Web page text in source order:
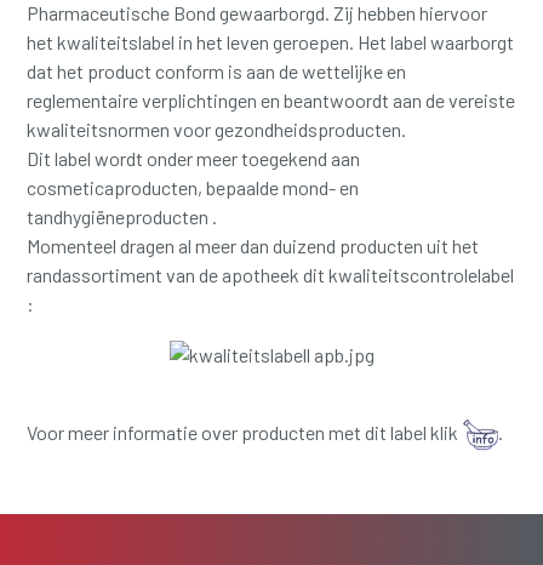
Pharmaceutische Bond gewaarborgd. Zij hebben hiervoor
het kwaliteitslabel in het leven geroepen. Het label waarborgt
dat het product conform is aan de wettelijke en
reglementaire verplichtingen en beantwoordt aan de vereiste
kwaliteitsnormen voor gezondheidsproducten.
Dit label wordt onder meer toegekend aan
cosmeticaproducten, bepaalde mond- en
tandhygiëneproducten .
Momenteel dragen al meer dan duizend producten uit het
randassortiment van de apotheek dit kwaliteitscontrolelabel
:
Voor meer informatie over producten met dit label klik .